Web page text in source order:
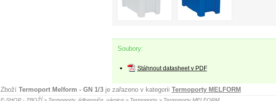
Soubory:
Stáhnout datasheet v PDF
Zboží Termoport Melform - GN 1/3je zařazeno v kategorii Termoporty MELFORM